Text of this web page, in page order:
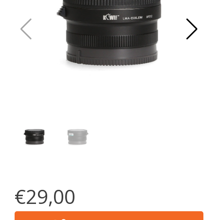
€29,00